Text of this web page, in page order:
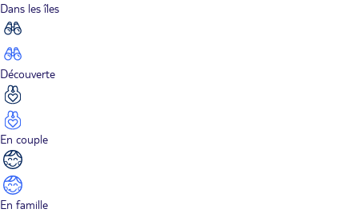
Dans les îles
Découverte
En couple
En famille